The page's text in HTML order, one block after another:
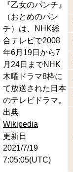
『乙女のパンチ』
（おとめのパン
チ）は、NHK総
合テレビで2008
年6月19日から7
月24日までNHK
木曜ドラマ8枠に
て放送された日本
のテレビドラマ。
出典
Wikipedia
更新日
2021/7/19
7:05:05(UTC)